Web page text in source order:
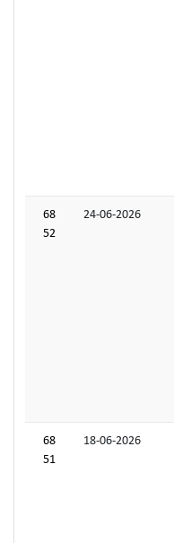
68
52
24-06-2026
68
51
18-06-2026